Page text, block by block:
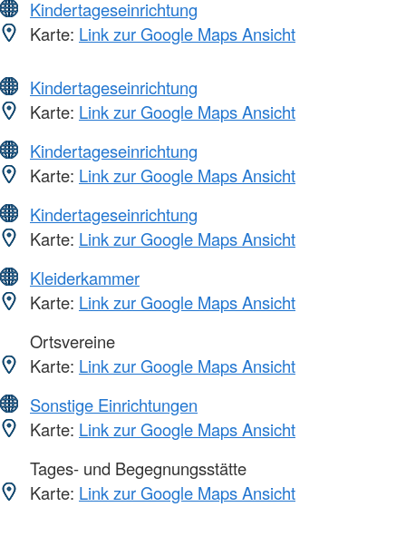
Kindertageseinrichtung
Karte: Link zur Google Maps Ansicht
Kindertageseinrichtung
Karte: Link zur Google Maps Ansicht
Kindertageseinrichtung
Karte: Link zur Google Maps Ansicht
Kindertageseinrichtung
Karte: Link zur Google Maps Ansicht
Kleiderkammer
Karte: Link zur Google Maps Ansicht
Ortsvereine
Karte: Link zur Google Maps Ansicht
Sonstige Einrichtungen
Karte: Link zur Google Maps Ansicht
Tages- und Begegnungsstätte
Karte: Link zur Google Maps Ansicht